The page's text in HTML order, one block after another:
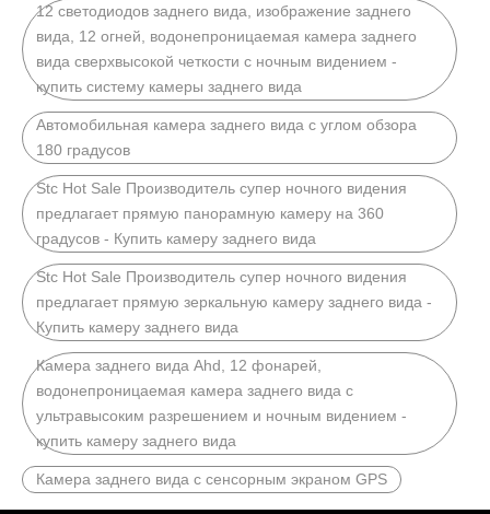
12 светодиодов заднего вида, изображение заднего
вида, 12 огней, водонепроницаемая камера заднего
вида сверхвысокой четкости с ночным видением -
купить систему камеры заднего вида
Автомобильная камера заднего вида с углом обзора
180 градусов
Stc Hot Sale Производитель супер ночного видения
предлагает прямую панорамную камеру на 360
градусов - Купить камеру заднего вида
Stc Hot Sale Производитель супер ночного видения
предлагает прямую зеркальную камеру заднего вида -
Купить камеру заднего вида
Камера заднего вида Ahd, 12 фонарей,
водонепроницаемая камера заднего вида с
ультравысоким разрешением и ночным видением -
купить камеру заднего вида
Камера заднего вида с сенсорным экраном GPS